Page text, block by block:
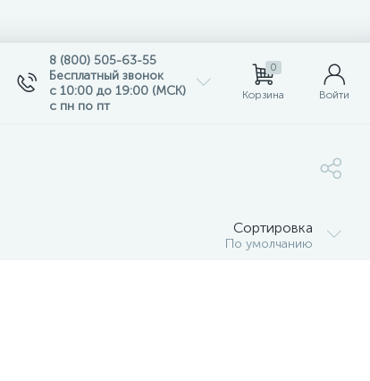
8 (800) 505-63-55
Бесплатный звонок
с 10:00 до 19:00 (МСК)
с пн по пт
0
Корзина Войти
Сортировка
По умолчанию